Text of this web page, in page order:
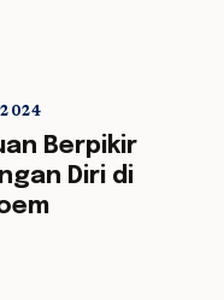
5 min read
Berpikir
Diri di